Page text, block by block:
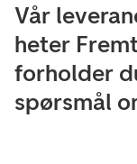
Vår
heter
forholder
spørsmål